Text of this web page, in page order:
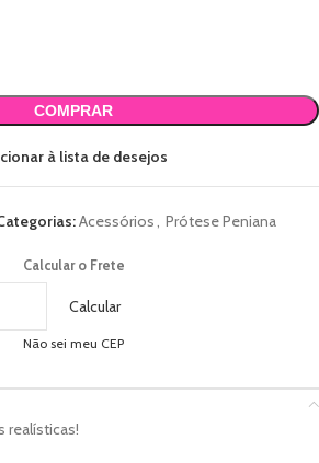
COMPRAR
à lista de desejos
Acessórios, Prótese Peniana
Calcular o Frete
Calcular
Não sei meu CEP
realísticas!